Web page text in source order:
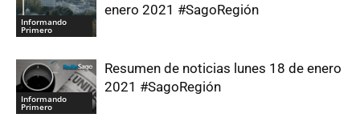
Informando
Primero
enero 2021 #SagoRegión
Informando
Primero
Resumen de noticias lunes 18 de enero
2021 #SagoRegión